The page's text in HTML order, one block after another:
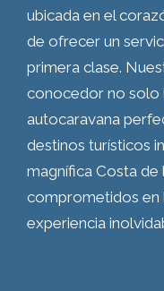
ubicada en el
de ofrecer un
primera clase.
conocedor no solo
autocaravana
destinos turísticos
magnífica Costa de
comprometidos en
experiencia